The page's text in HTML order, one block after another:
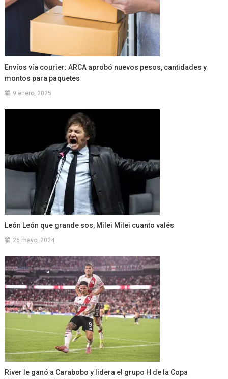
Envíos vía courier: ARCA aprobó nuevos pesos, cantidades y
montos para paquetes
9 enero, 2025
León León que grande sos, Milei Milei cuanto valés
26 mayo, 2024
River le ganó a Carabobo y lidera el grupo H de la Copa